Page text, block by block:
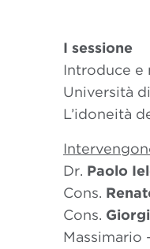
I sessione
Introduce e
Università
L’idoneità
Dr. Paolo
Cons.
Cons.
Massimario